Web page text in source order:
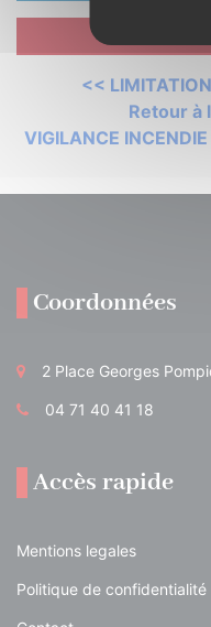
<< LIMITATION
Retour à
VIGILANCE
Coordonnées
2 Place Georges
04 71 40 41 18
Accès rapide
Mentions legales
Politique de confidentialité